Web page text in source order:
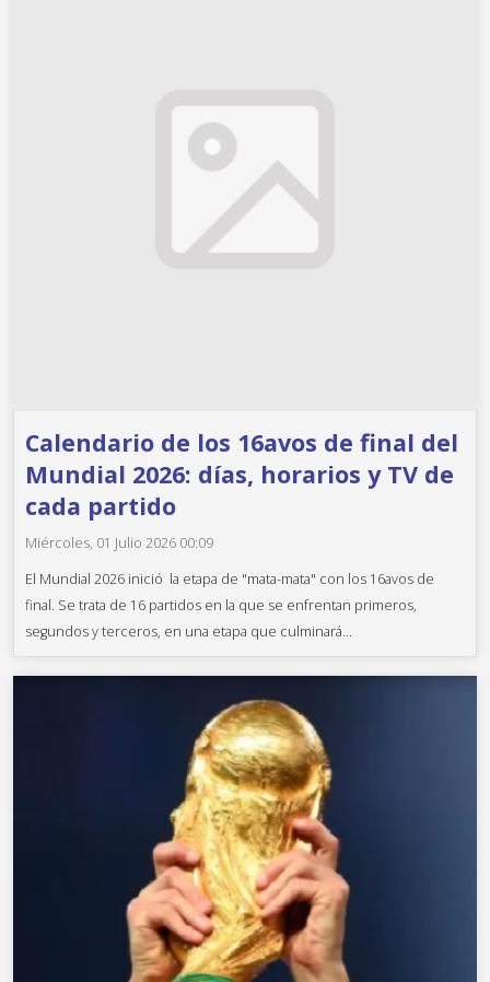
Calendario de los 16avos de final del
Mundial 2026: días, horarios y TV de
cada partido
Miércoles, 01 Julio 2026 00:09
El Mundial 2026 inició la etapa de "mata-mata" con los 16avos de
final. Se trata de 16 partidos en la que se enfrentan primeros,
segundos y terceros, en una etapa que culminará...